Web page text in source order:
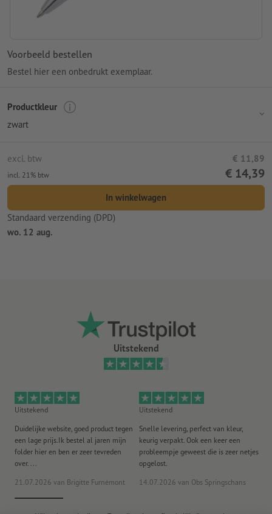
Voorbeeld bestellen
Bestel hier een onbedrukt exemplaar.
Productkleur
zwart
excl. btw € 11,89
incl. 21% btw € 14,39
In winkelwagen
Standaard verzending (DPD)
wo. 12 aug.
Uitstekend
Uitstekend
Duidelijke website, goed product tegen
een lage prijs.Ik bestel al jaren mijn
folder hier en ben er zeer tevreden
over. ...
21.07.2026 van Brigitte Furnèmont
Uitstekend
Snelle levering, perfect van kleur,
keurig verpakt. Ook een keer een
probleempje geweest die is zeer netjes
opgelost.
14.07.2026 van Obs Springschans